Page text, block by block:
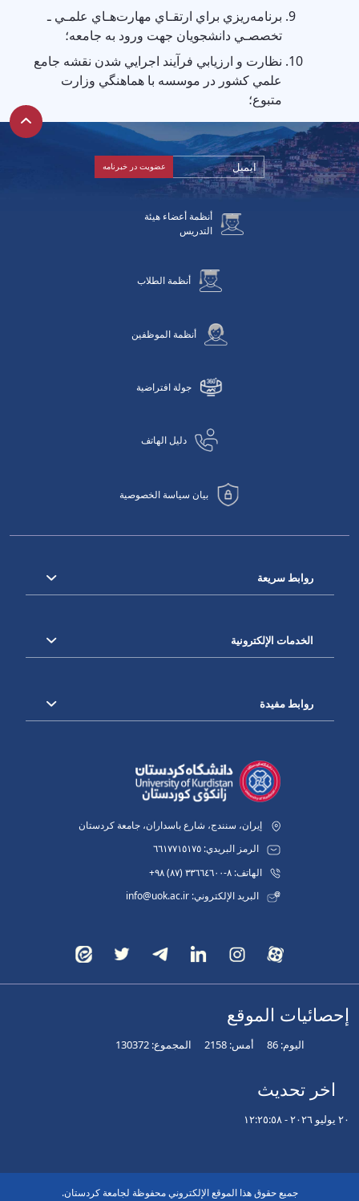
برنامه‌ريزي براي ارتقـاي مهارت‌هـاي علمـي ـ
تخصصـي دانشجويان جهت ورود به‌ جامعه؛
نظارت و ارزيابي فرآيند اجرايي شدن نقشه جامع
علمي كشور در موسسه با هماهنگي وزارت
متبوع؛
أنظمة أعضاء هيئة
التدريس
أنظمة الطلاب
أنظمة الموظفين
جولة افتراضية
دليل الهاتف
بيان سياسة الخصوصية
روابط سريعة
الخدمات الإلكترونية
روابط مفيدة
إيران، سنندج، شارع باسداران، جامعة كردستان
الرمز البريدي: ٦٦١٧٧١٥١٧٥
الهاتف: ٨-٣٣٦٦٤٦٠٠ (٨٧) ٩٨+
البريد الإلكتروني: info@uok.ac.ir
إحصائيات الموقع
اليوم: 86 أمس: 2158 المجموع: 130372
اخر تحديث
٢٠ يوليو ٢٠٢٦ - ١٢:٢٥:٥٨
جميع حقوق هذا الموقع الإلكتروني محفوظة لجامعة كردستان.